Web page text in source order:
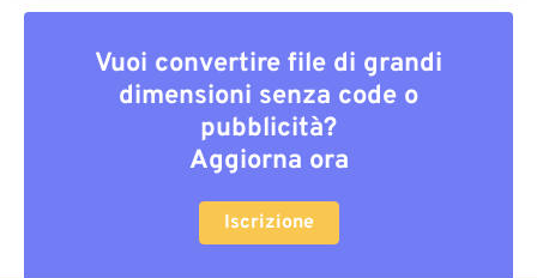
Vuoi convertire file di grandi
dimensioni senza code o
pubblicità?
Aggiorna ora
Iscrizione